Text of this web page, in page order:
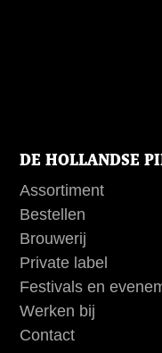
DE HOLLANDSE
Assortiment
Bestellen
Brouwerij
Private label
Festivals en
Werken bij
Contact